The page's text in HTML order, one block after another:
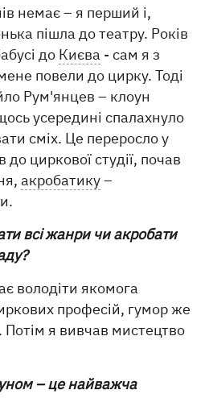
немає – я перший і,
пішла до театру. Років
до Києва - сам я з
повели до цирку. Тоді
Рум'янцев – клоун
усередині спалахнуло
сміх. Це переросло у
циркової студії, почав
акробатику–
всі жанри чи акробати
володіти якомога
професій, гумор же
я вивчав мистецтво
– це найважча